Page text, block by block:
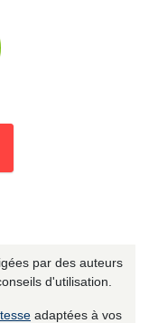
par des auteurs
d'utilisation.
adaptées à vos